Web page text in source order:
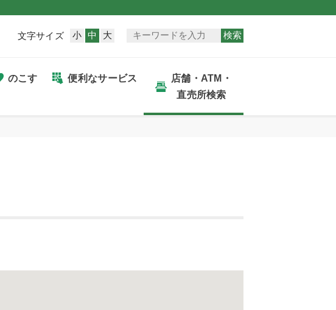
文字サイズ 小 中 大 検索
のこす 便利なサービス
店舗・ATM・
直売所検索